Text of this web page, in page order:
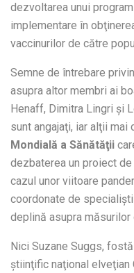
dezvoltarea unui
implementare în
vaccinurilor de către
Semne de întrebare
asupra altor membri ai
Henaff, Dimitra Lingri şi
sunt angajaţi, iar alţii mai
Mondială a Sănătăţii
dezbaterea un proiect
cazul unor viitoare
coordonate de
deplină asupra măsurilor
Nici Suzane Suggs,
ştiinţific naţional elveţian